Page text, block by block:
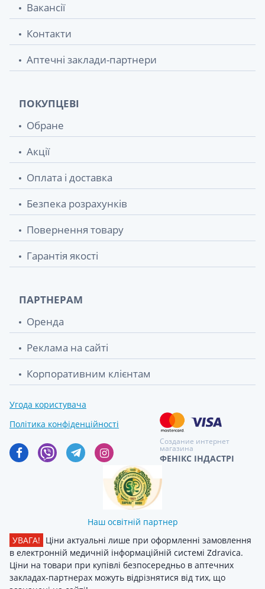
Вакансії
Контакти
Аптечні заклади-партнери
ПОКУПЦЕВІ
Обране
Акції
Оплата і доставка
Безпека розрахунків
Повернення товару
Гарантія якості
ПАРТНЕРАМ
Оренда
Реклама на сайті
Корпоративним клієнтам
Угода користувача
Політика конфіденційності
Создание интернет
магазина
ФЕНІКС ІНДАСТРІ
Наш освітній партнер
УВАГА! Ціни актуальні лише при оформленні замовлення
в електронній медичній інформаційній системі Zdravica.
Ціни на товари при купівлі безпосередньо в аптечних
закладах-партнерах можуть відрізнятися від тих, що